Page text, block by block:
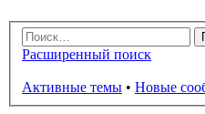
Расширенный поиск
Активные темы • Новые